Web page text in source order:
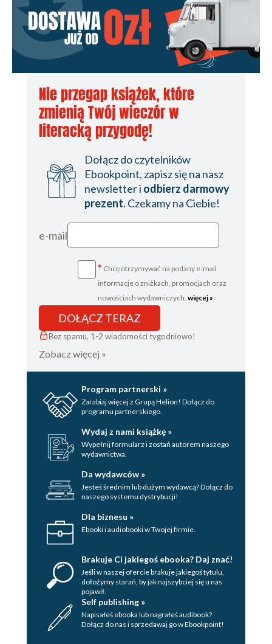
Nie przegap książek, które
zmienią Twój wieczór w
literacką przygodę!
Dołącz do czytelników
Ebookpoint, zapisz się na nasz
newsletter i odbierz darmowy
prezent. Czekamy na Ciebie!
e-mail
* Chcę otrzymywać na podany e-mail
informacje o zniżkach, promocjach oraz
nowościach wydawniczych. więcej »
DOŁĄCZ TERAZ
Bez spamu, 1-2 wiadomości tygodniowo!
Zobacz więcej »
Program partnerski »
Zarabiaj więcej z Grupą Helion! Dołącz do
programu partnerskiego.
Wydaj z nami książkę »
Wypełnij formularz i zostań autorem naszego
wydawnictwa.
Da wydawców »
Jesteś średnim lub dużym wydawcą? Dołącz do
naszego systemu dystrybucji!
Dla biznesu »
Ebooki i audiobooki w Twojej firmie.
Brakuje Ci jakiegoś ebooka? Daj znać!
Jeśli w naszej ofercie brakuje jakiegoś tytulu,
dołożymy starań, by jak najszybciej się u nas
pojawił.
Self publishing »
Napisałeś ebooka lub nagrałeś audibook?
Dołącz do nas i sprzedawaj go w Ebookpoint!